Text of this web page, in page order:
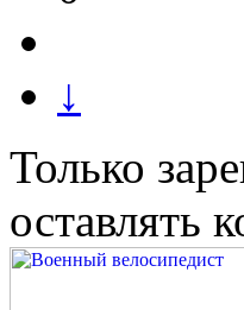
↓
Только
оставлять